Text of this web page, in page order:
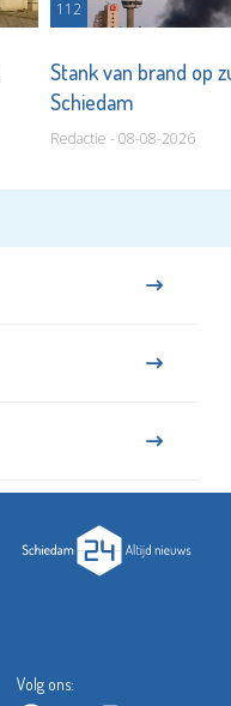
112
Stank van brand op
Schiedam
Redactie - 08-08-2026
Volg ons: